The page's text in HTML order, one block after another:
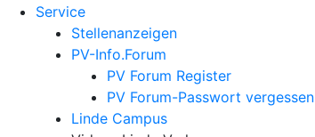
Service
Stellenanzeigen
PV-Info.Forum
PV Forum Register
PV Forum-Passwort vergessen
Linde Campus